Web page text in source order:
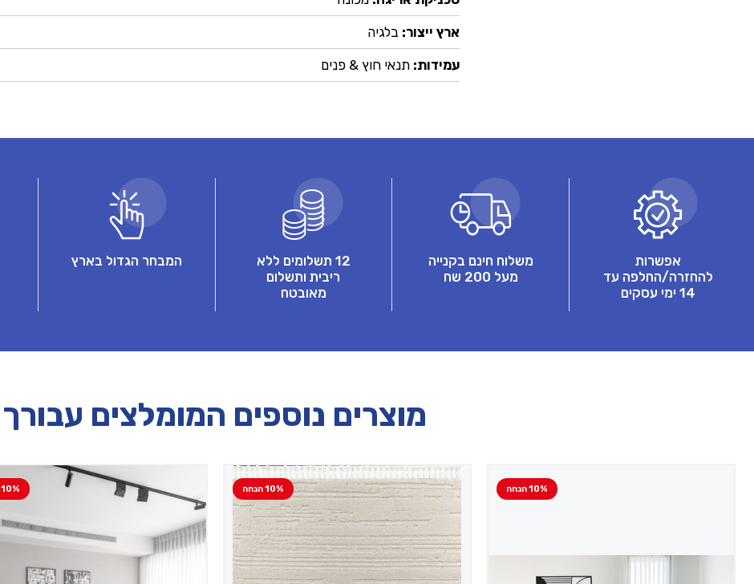
ארץ ייצור: בלגיה
עמידות: תנאי חוץ & פנים
אפשרות
להחזרה/החלפה עד
14 ימי עסקים
משלוח חינם בקנייה
מעל 200 שח
12 תשלומים ללא
ריבית ותשלום
מאובטח
המבחר הגדול בארץ
מוצרים נוספים המומלצים עבורך
10% הנחה 10% הנחה 10% הנחה